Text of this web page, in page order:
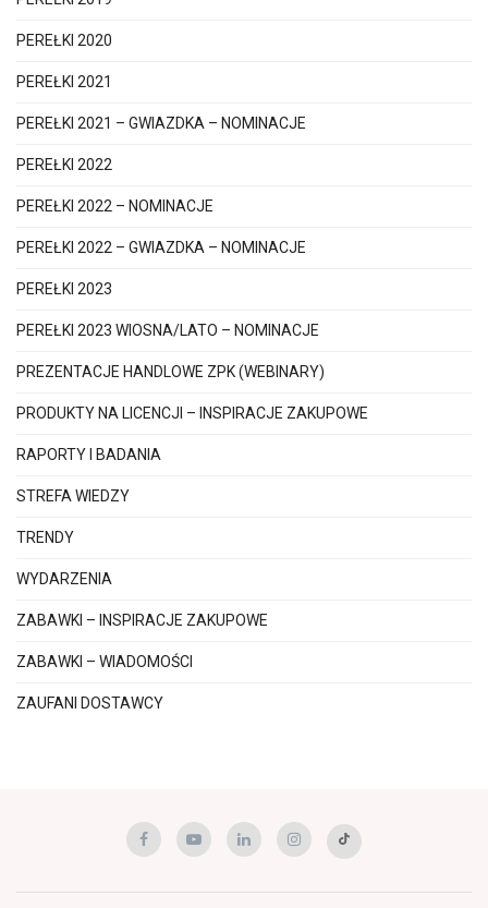
PEREŁKI 2020
PEREŁKI 2021
PEREŁKI 2021 – GWIAZDKA – NOMINACJE
PEREŁKI 2022
PEREŁKI 2022 – NOMINACJE
PEREŁKI 2022 – GWIAZDKA – NOMINACJE
PEREŁKI 2023
PEREŁKI 2023 WIOSNA/LATO – NOMINACJE
PREZENTACJE HANDLOWE ZPK (WEBINARY)
PRODUKTY NA LICENCJI – INSPIRACJE ZAKUPOWE
RAPORTY I BADANIA
STREFA WIEDZY
TRENDY
WYDARZENIA
ZABAWKI – INSPIRACJE ZAKUPOWE
ZABAWKI – WIADOMOŚCI
ZAUFANI DOSTAWCY